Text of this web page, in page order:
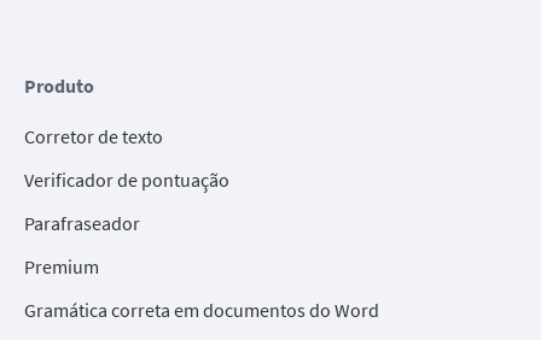
Produto
Corretor de texto
Verificador de pontuação
Parafraseador
Premium
Gramática correta em documentos do Word